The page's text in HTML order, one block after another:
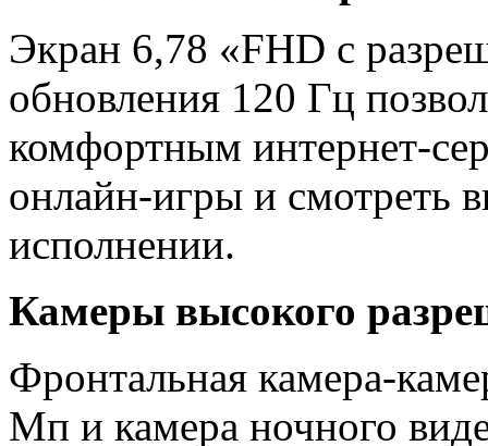
Экран 6,78 «FHD с
обновления 120 Гц
комфортным интернет-
онлайн-игры и смотреть
исполнении.
Камеры высокого
Фронтальная камера-
Мп и камера ночного